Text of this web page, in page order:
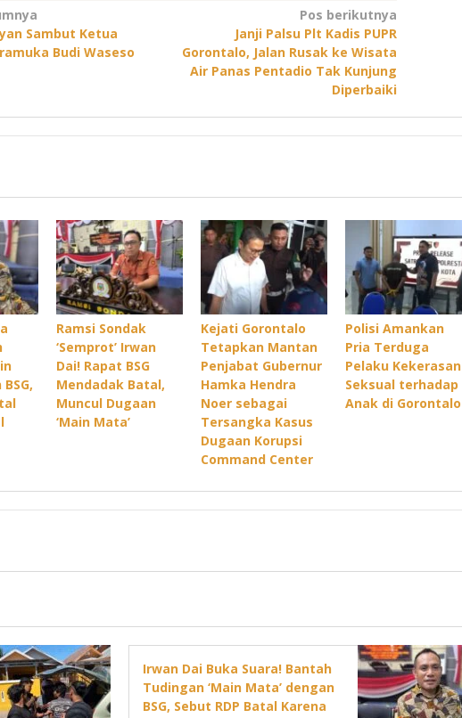
Sambut Ketua
Budi Waseso
Pos berikutnya
Janji Palsu Plt Kadis PUPR
Gorontalo, Jalan Rusak ke Wisata
Air Panas Pentadio Tak Kunjung
Diperbaiki
Ramsi Sondak
‘Semprot’ Irwan
Dai! Rapat BSG
Mendadak Batal,
Muncul Dugaan
‘Main Mata’
Kejati Gorontalo
Tetapkan Mantan
Penjabat Gubernur
Hamka Hendra
Noer sebagai
Tersangka Kasus
Dugaan Korupsi
Command Center
Polisi Amankan
Pria Terduga
Pelaku Kekerasan
Seksual terhadap
Anak di Gorontalo
Irwan Dai Buka Suara! Bantah
Tudingan ‘Main Mata’ dengan
BSG, Sebut RDP Batal Karena